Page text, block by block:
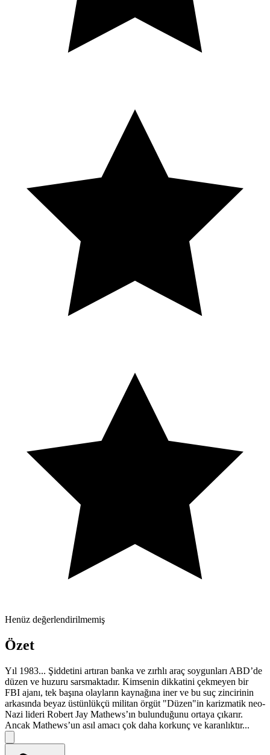
Henüz değerlendirilmemiş
Özet
Yıl 1983... Şiddetini artıran banka ve zırhlı araç soygunları ABD’de
düzen ve huzuru sarsmaktadır. Kimsenin dikkatini çekmeyen bir
FBI ajanı, tek başına olayların kaynağına iner ve bu suç zincirinin
arkasında beyaz üstünlükçü militan örgüt "Düzen"in karizmatik neo-
Nazi lideri Robert Jay Mathews’ın bulunduğunu ortaya çıkarır.
Ancak Mathews’un asıl amacı çok daha korkunç ve karanlıktır...